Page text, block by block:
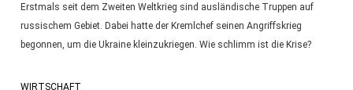
Erstmals seit dem Zweiten Weltkrieg sind ausländische Truppen auf
russischem Gebiet. Dabei hatte der Kremlchef seinen Angriffskrieg
begonnen, um die Ukraine kleinzukriegen. Wie schlimm ist die Krise?
WIRTSCHAFT